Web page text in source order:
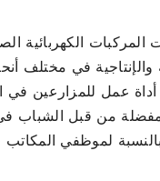
المركبات الكهربائية
والإنتاجية في مختلف
عمل للمزارعين في
من قبل الشباب في
لموظفي المكاتب